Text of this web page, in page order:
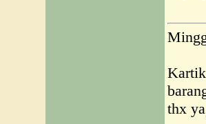
thx